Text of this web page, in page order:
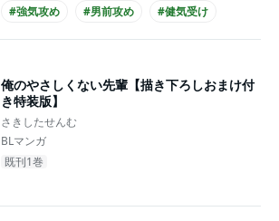
#強気攻め
#男前攻め
#健気受け
#ほだされ受け
#美人受け
#シリアス
俺のやさしくない先輩【描き下ろしおまけ付
き特装版】
さきしたせんむ
BLマンガ
既刊1巻